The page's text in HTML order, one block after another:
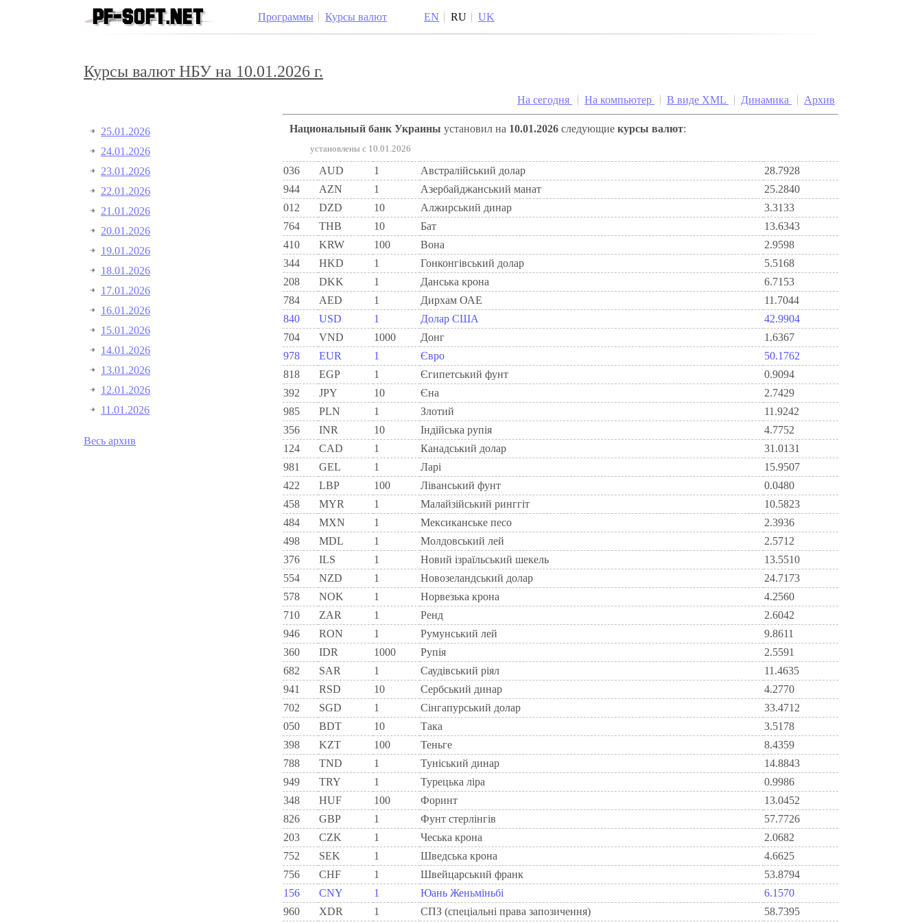
Программы Курсы валют EN RU UK
Курсы валют НБУ на 10.01.2026 г.
25.01.2026
24.01.2026
23.01.2026
22.01.2026
21.01.2026
20.01.2026
19.01.2026
18.01.2026
17.01.2026
16.01.2026
15.01.2026
14.01.2026
13.01.2026
12.01.2026
11.01.2026
Весь архив
На сегодня На компьютер В виде XML Динамика Архив
Национальный банк Украины установил на 10.01.2026 следующие курсы валют:
установлены c 10.01.2026
036 AUD 1 Австралійський долар
28.7928
944
AZN 1 Азербайджанський манат
25.2840
012
DZD 10 Алжирський динар
3.3133
764
THB 10 Бат
13.6343
410
KRW 100 Вона
2.9598
344
HKD 1 Гонконгівський долар
5.5168
208
DKK 1 Данська крона
6.7153
784
AED 1 Дирхам ОАЕ
11.7044
840
USD 1 Долар США
42.9904
704
VND 1000 Донг
1.6367
978
EUR 1 Євро
50.1762
818
EGP 1 Єгипетський фунт
0.9094
392
JPY 10 Єна
2.7429
985
PLN 1 Злотий
11.9242
356
INR 10 Індійська рупія
4.7752
124
CAD 1 Канадський долар
31.0131
981
GEL 1 Ларi
15.9507
422
LBP 100 Ліванський фунт
0.0480
458
MYR 1 Малайзійський ринггіт
10.5823
484
MXN 1 Мексиканське песо
2.3936
498
MDL 1 Молдовський лей
2.5712
376
ILS 1 Новий ізраїльський шекель
13.5510
554
NZD 1 Новозеландський долар
24.7173
578
NOK 1 Норвезька крона
4.2560
710
ZAR 1 Ренд
2.6042
946
RON 1 Румунський лей
9.8611
360
IDR 1000 Рупія
2.5591
682
SAR 1 Саудівський ріял
11.4635
941
RSD 10 Сербський динар
4.2770
702
SGD 1 Сінгапурський долар
33.4712
050
BDT 10 Така
3.5178
398
KZT 100 Теньге
8.4359
788
TND 1 Туніський динар
14.8843
949
TRY 1 Турецька ліра
0.9986
348
HUF 100 Форинт
13.0452
826
GBP 1 Фунт стерлінгів
57.7726
203
CZK 1 Чеська крона
2.0682
752
SEK 1 Шведська крона
4.6625
756
CHF 1 Швейцарський франк
53.8794
156
CNY 1 Юань Женьміньбі
6.1570
960
XDR 1 СПЗ (спеціальні права запозичення) 58.7395